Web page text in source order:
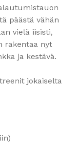
päästä vähän
vielä iisisti,
rakentaa nyt
ja kestävä.
jokaiselta